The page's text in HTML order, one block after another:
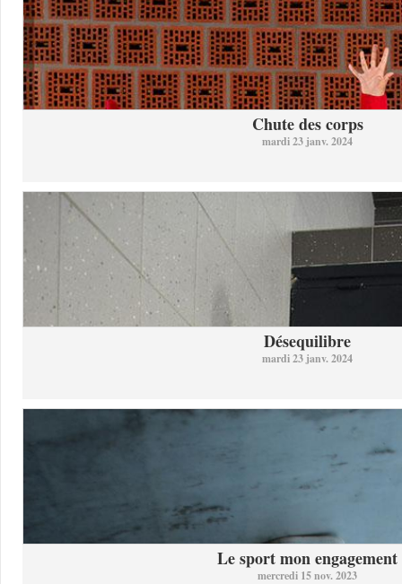
Chute des corps
mardi 23 janv. 2024
Désequilibre
mardi 23 janv. 2024
Le sport mon engagement
mercredi 15 nov. 2023